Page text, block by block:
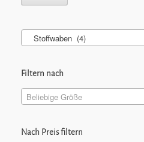
Stoffwaben (4)
Filtern nach
Beliebige Größe
Nach Preis filtern